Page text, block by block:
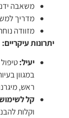
משאבה
מדריך
מזוודה
יתרונות עיקריים:
יעיל:
במגוון
ראש,
קל
וקלות